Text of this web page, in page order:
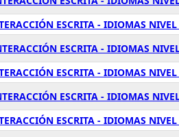
ESCRITA - IDIOMAS
ESCRITA - IDIOMAS
ESCRITA - IDIOMAS
ESCRITA - IDIOMAS
ESCRITA - IDIOMAS